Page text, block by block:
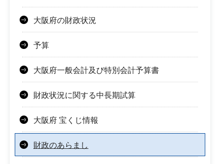
大阪府の財政状況
予算
大阪府一般会計及び特別会計予算書
財政状況に関する中長期試算
大阪府 宝くじ情報
財政のあらまし